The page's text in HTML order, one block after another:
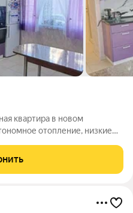
квартира в новом
отопление, низкие